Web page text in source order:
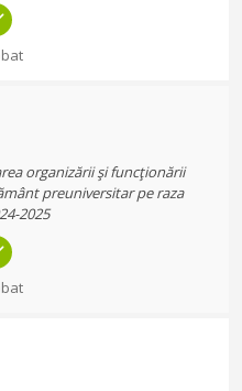
organizării şi funcţionării
preuniversitar pe raza
2025